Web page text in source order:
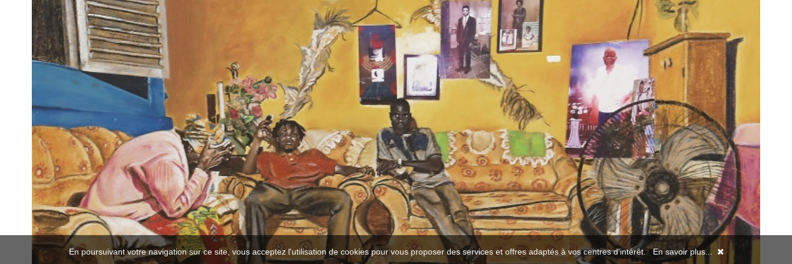
En poursuivant votre navigation sur ce site, vous acceptez l'utilisation de cookies pour vous proposer des services et offres adaptés à vos centres d'intérêt.En savoir plus...